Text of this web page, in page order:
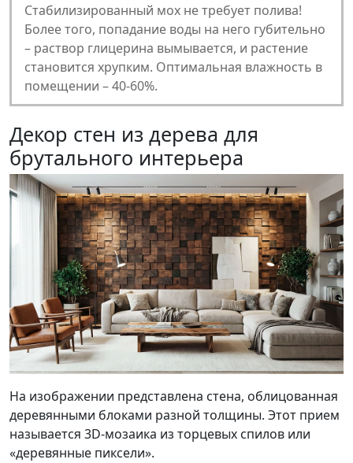
Стабилизированный мох не требует полива!
Более того, попадание воды на него губительно
– раствор глицерина вымывается, и растение
становится хрупким. Оптимальная влажность в
помещении – 40-60%.
Декор стен из дерева для
брутального интерьера
На изображении представлена стена, облицованная
деревянными блоками разной толщины. Этот прием
называется 3D-мозаика из торцевых спилов или
«деревянные пиксели».